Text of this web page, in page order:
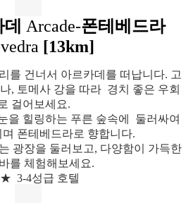
Arcade-폰테베드라
[13km]
를 건너서 아르카데를 떠납니다. 고
, 토메사 강을 따라 경치 좋은 우회
걸어보세요.
을 힐링하는 푸른 숲속에 둘러싸여
폰테베드라로 향합니다.
광장을 둘러보고, 다양함이 가득한
를 체험해보세요.
3-4성급 호텔